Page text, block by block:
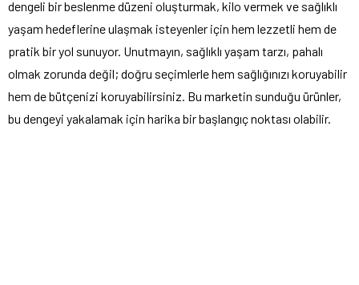
dengeli bir beslenme düzeni oluşturmak, kilo vermek ve sağlıklı
yaşam hedeflerine ulaşmak isteyenler için hem lezzetli hem de
pratik bir yol sunuyor. Unutmayın, sağlıklı yaşam tarzı, pahalı
olmak zorunda değil; doğru seçimlerle hem sağlığınızı koruyabilir
hem de bütçenizi koruyabilirsiniz. Bu marketin sunduğu ürünler,
bu dengeyi yakalamak için harika bir başlangıç noktası olabilir.